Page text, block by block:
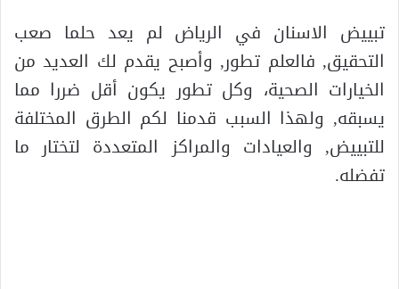
تبييض الاسنان في الرياض لم يعد حلما صعب
التحقيق, فالعلم تطور, وأصبح يقدم لك العديد من
الخيارات الصحية، وكل تطور يكون أقل ضررا مما
يسبقه, ولهذا السبب قدمنا لكم الطرق المختلفة
للتبييض, والعيادات والمراكز المتعددة لتختار ما
تفضله.